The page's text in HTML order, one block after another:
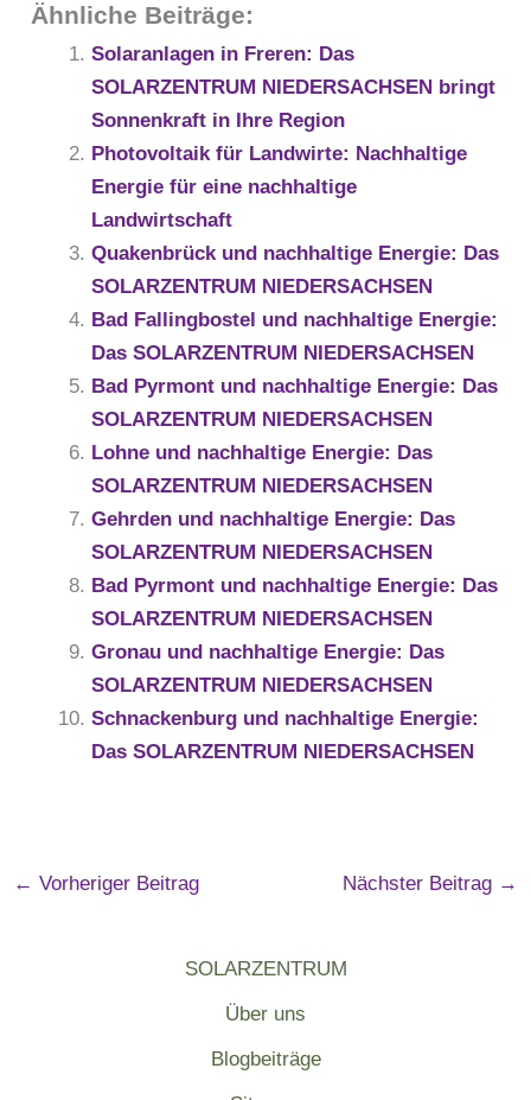
Ähnliche Beiträge:
Solaranlagen in Freren: Das
SOLARZENTRUM NIEDERSACHSEN bringt
Sonnenkraft in Ihre Region
Photovoltaik für Landwirte: Nachhaltige
Energie für eine nachhaltige
Landwirtschaft
Quakenbrück und nachhaltige Energie: Das
SOLARZENTRUM NIEDERSACHSEN
Bad Fallingbostel und nachhaltige Energie:
Das SOLARZENTRUM NIEDERSACHSEN
Bad Pyrmont und nachhaltige Energie: Das
SOLARZENTRUM NIEDERSACHSEN
Lohne und nachhaltige Energie: Das
SOLARZENTRUM NIEDERSACHSEN
Gehrden und nachhaltige Energie: Das
SOLARZENTRUM NIEDERSACHSEN
Bad Pyrmont und nachhaltige Energie: Das
SOLARZENTRUM NIEDERSACHSEN
Gronau und nachhaltige Energie: Das
SOLARZENTRUM NIEDERSACHSEN
Schnackenburg und nachhaltige Energie:
Das SOLARZENTRUM NIEDERSACHSEN
← Vorheriger Beitrag Nächster Beitrag →
SOLARZENTRUM
Über uns
Blogbeiträge